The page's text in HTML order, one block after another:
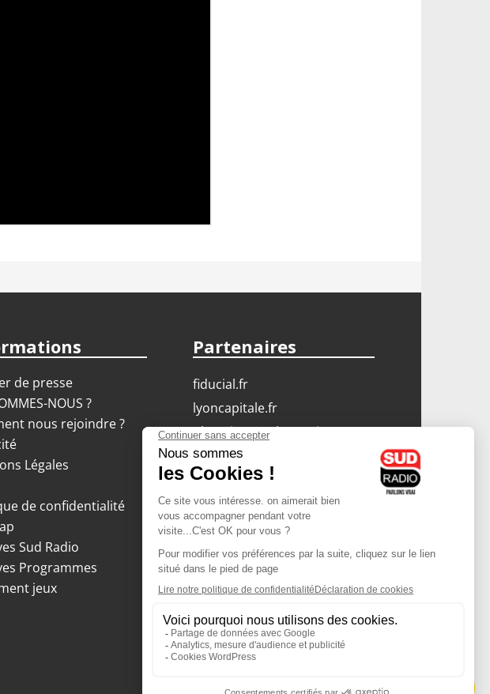
de presse
NOUS ?
nous rejoindre ?
Légales
de confidentialité
Sud Radio
Programmes
jeux
Partenaires
fiducial.fr
lyoncapitale.fr
olympique-et-lyonnais.com
L'application Iphone
/ Android
Téléchargez l'application
Les cookies
Gestion des cookies